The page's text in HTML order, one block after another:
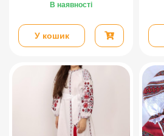
В наявності
У кошик